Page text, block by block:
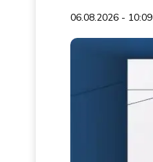
06.08.2026 - 10:09